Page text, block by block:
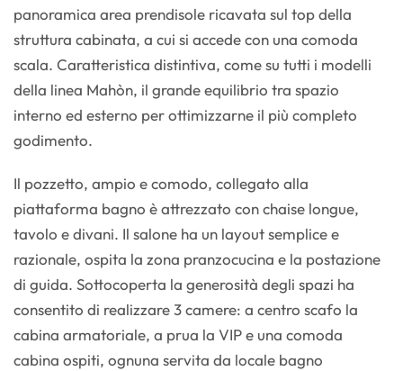
panoramica area prendisole ricavata sul top della
struttura cabinata, a cui si accede con una comoda
scala. Caratteristica distintiva, come su tutti i modelli
della linea Mahòn, il grande equilibrio tra spazio
interno ed esterno per ottimizzarne il più completo
godimento.
Il pozzetto, ampio e comodo, collegato alla
piattaforma bagno è attrezzato con chaise longue,
tavolo e divani. Il salone ha un layout semplice e
razionale, ospita la zona pranzocucina e la postazione
di guida. Sottocoperta la generosità degli spazi ha
consentito di realizzare 3 camere: a centro scafo la
cabina armatoriale, a prua la VIP e una comoda
cabina ospiti, ognuna servita da locale bagno